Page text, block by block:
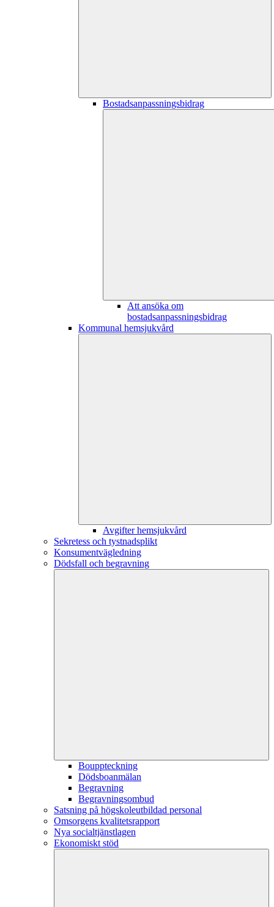
Bostadsanpassningsbidrag
Att ansöka om
bostadsanpassningsbidrag
Kommunal hemsjukvård
Avgifter hemsjukvård
Sekretess och tystnadsplikt
Konsumentvägledning
Dödsfall och begravning
Bouppteckning
Dödsboanmälan
Begravning
Begravningsombud
Satsning på högskoleutbildad personal
Omsorgens kvalitetsrapport
Nya socialtjänstlagen
Ekonomiskt stöd